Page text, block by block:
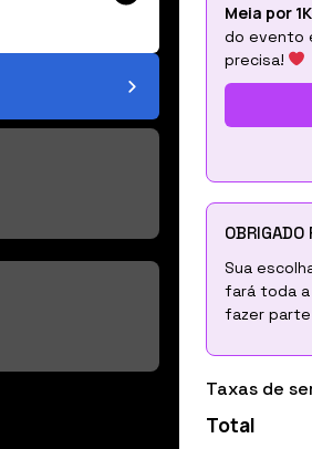
Meia por
do evento
precisa!
OBRIGADO
Sua
fará toda a
fazer
Taxas de
Total